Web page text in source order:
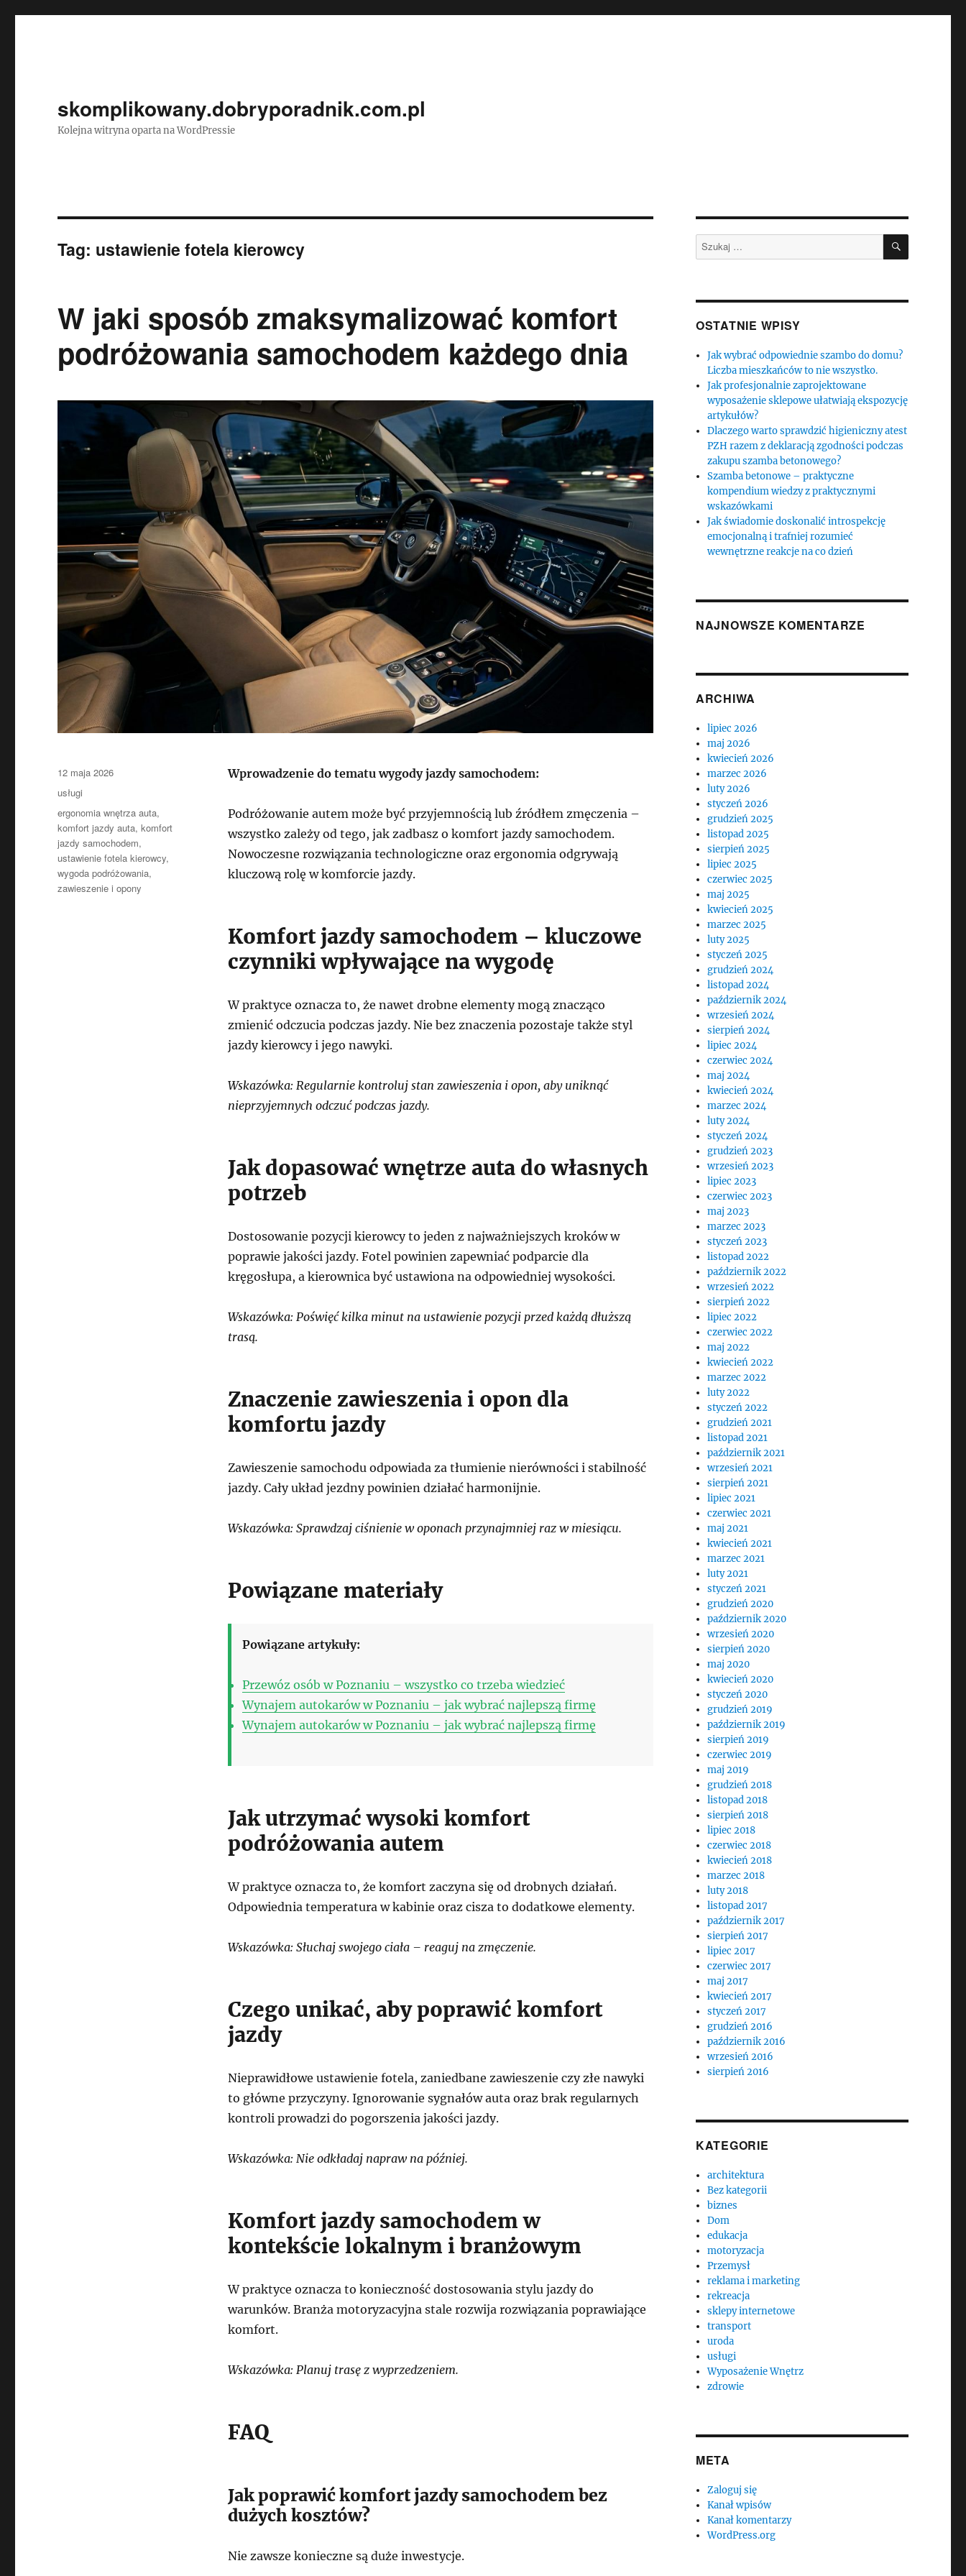
skomplikowany.dobryporadnik.com.pl
Kolejna witryna oparta na WordPressie
Tag: ustawienie fotela kierowcy
W jaki sposób zmaksymalizować komfort
podróżowania samochodem każdego dnia
Wprowadzenie do tematu wygody jazdy samochodem:
Podróżowanie autem może być przyjemnością lub źródłem zmęczenia –
wszystko zależy od tego, jak zadbasz o komfort jazdy samochodem.
Nowoczesne rozwiązania technologiczne oraz ergonomia odgrywają
kluczową rolę w komforcie jazdy.
Komfort jazdy samochodem – kluczowe
czynniki wpływające na wygodę
W praktyce oznacza to, że nawet drobne elementy mogą znacząco
zmienić odczucia podczas jazdy. Nie bez znaczenia pozostaje także styl
jazdy kierowcy i jego nawyki.
Wskazówka: Regularnie kontroluj stan zawieszenia i opon, aby uniknąć
nieprzyjemnych odczuć podczas jazdy.
Jak dopasować wnętrze auta do własnych
potrzeb
Dostosowanie pozycji kierowcy to jeden z najważniejszych kroków w
poprawie jakości jazdy. Fotel powinien zapewniać podparcie dla
kręgosłupa, a kierownica być ustawiona na odpowiedniej wysokości.
Wskazówka: Poświęć kilka minut na ustawienie pozycji przed każdą dłuższą
trasą.
Znaczenie zawieszenia i opon dla
komfortu jazdy
Zawieszenie samochodu odpowiada za tłumienie nierówności i stabilność
jazdy. Cały układ jezdny powinien działać harmonijnie.
Wskazówka: Sprawdzaj ciśnienie w oponach przynajmniej raz w miesiącu.
Powiązane materiały
Powiązane artykuły:
Przewóz osób w Poznaniu – wszystko co trzeba wiedzieć
Wynajem autokarów w Poznaniu – jak wybrać najlepszą firmę
Wynajem autokarów w Poznaniu – jak wybrać najlepszą firmę
Jak utrzymać wysoki komfort
podróżowania autem
W praktyce oznacza to, że komfort zaczyna się od drobnych działań.
Odpowiednia temperatura w kabinie oraz cisza to dodatkowe elementy.
Wskazówka: Słuchaj swojego ciała – reaguj na zmęczenie.
Czego unikać, aby poprawić komfort
jazdy
Nieprawidłowe ustawienie fotela, zaniedbane zawieszenie czy złe nawyki
to główne przyczyny. Ignorowanie sygnałów auta oraz brak regularnych
kontroli prowadzi do pogorszenia jakości jazdy.
Wskazówka: Nie odkładaj napraw na później.
Komfort jazdy samochodem w
kontekście lokalnym i branżowym
W praktyce oznacza to konieczność dostosowania stylu jazdy do
warunków. Branża motoryzacyjna stale rozwija rozwiązania poprawiające
komfort.
Wskazówka: Planuj trasę z wyprzedzeniem.
FAQ
Jak poprawić komfort jazdy samochodem bez
dużych kosztów?
Nie zawsze konieczne są duże inwestycje.
Data
publikacji
12 maja 2026
Kategorie
usługi
Tagi
ergonomia wnętrza auta,
komfort jazdy auta,komfort
jazdy samochodem,
ustawienie fotela kierowcy,
wygoda podróżowania,
zawieszenie i opony
Szukaj: SZUKAJ
OSTATNIE WPISY
Jak wybrać odpowiednie szambo do domu?
Liczba mieszkańców to nie wszystko.
Jak profesjonalnie zaprojektowane
wyposażenie sklepowe ułatwiają ekspozycję
artykułów?
Dlaczego warto sprawdzić higieniczny atest
PZH razem z deklaracją zgodności podczas
zakupu szamba betonowego?
Szamba betonowe – praktyczne
kompendium wiedzy z praktycznymi
wskazówkami
Jak świadomie doskonalić introspekcję
emocjonalną i trafniej rozumieć
wewnętrzne reakcje na co dzień
NAJNOWSZE KOMENTARZE
ARCHIWA
lipiec 2026
maj 2026
kwiecień 2026
marzec 2026
luty 2026
styczeń 2026
grudzień 2025
listopad 2025
sierpień 2025
lipiec 2025
czerwiec 2025
maj 2025
kwiecień 2025
marzec 2025
luty 2025
styczeń 2025
grudzień 2024
listopad 2024
październik 2024
wrzesień 2024
sierpień 2024
lipiec 2024
czerwiec 2024
maj 2024
kwiecień 2024
marzec 2024
luty 2024
styczeń 2024
grudzień 2023
wrzesień 2023
lipiec 2023
czerwiec 2023
maj 2023
marzec 2023
styczeń 2023
listopad 2022
październik 2022
wrzesień 2022
sierpień 2022
lipiec 2022
czerwiec 2022
maj 2022
kwiecień 2022
marzec 2022
luty 2022
styczeń 2022
grudzień 2021
listopad 2021
październik 2021
wrzesień 2021
sierpień 2021
lipiec 2021
czerwiec 2021
maj 2021
kwiecień 2021
marzec 2021
luty 2021
styczeń 2021
grudzień 2020
październik 2020
wrzesień 2020
sierpień 2020
maj 2020
kwiecień 2020
styczeń 2020
grudzień 2019
październik 2019
sierpień 2019
czerwiec 2019
maj 2019
grudzień 2018
listopad 2018
sierpień 2018
lipiec 2018
czerwiec 2018
kwiecień 2018
marzec 2018
luty 2018
listopad 2017
październik 2017
sierpień 2017
lipiec 2017
czerwiec 2017
maj 2017
kwiecień 2017
styczeń 2017
grudzień 2016
październik 2016
wrzesień 2016
sierpień 2016
KATEGORIE
architektura
Bez kategorii
biznes
Dom
edukacja
motoryzacja
Przemysł
reklama i marketing
rekreacja
sklepy internetowe
transport
uroda
usługi
Wyposażenie Wnętrz
zdrowie
META
Zaloguj się
Kanał wpisów
Kanał komentarzy
WordPress.org